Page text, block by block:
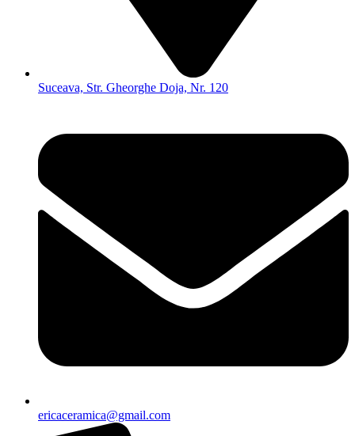
Suceava, Str. Gheorghe Doja, Nr. 120
ericaceramica@gmail.com